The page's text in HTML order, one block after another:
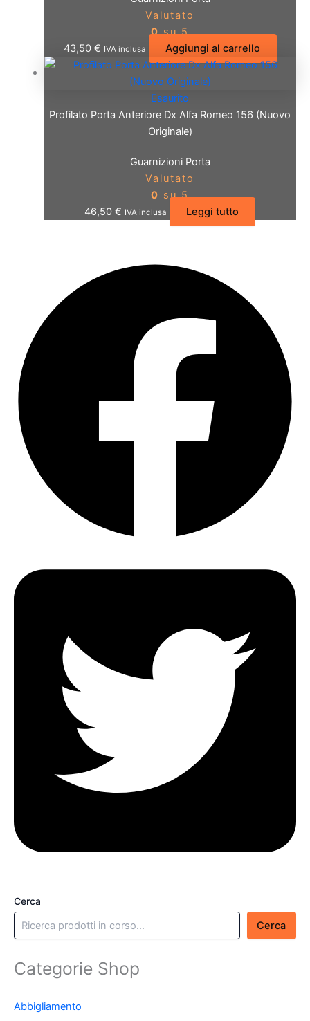
Valutato
0su 5
43,50 € IVA inclusa Aggiungi al carrello
Esaurito
Profilato Porta Anteriore Dx Alfa Romeo 156 (Nuovo
Originale)
Guarnizioni Porta
Valutato
0 su 5
46,50€ IVA inclusa Leggi tutto
Cerca
Cerca
Categorie Shop
Abbigliamento